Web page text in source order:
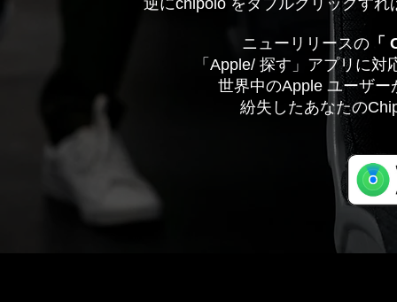
ニューリリースの
「Apple/ 探す」アプリに
世界中のApple ユーザ
紛失したあなたの